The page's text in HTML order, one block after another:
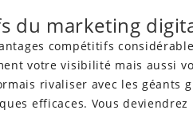
du marketing
compétitifs
votre visibilité mais aussi
rivaliser avec les géants
efficaces. Vous